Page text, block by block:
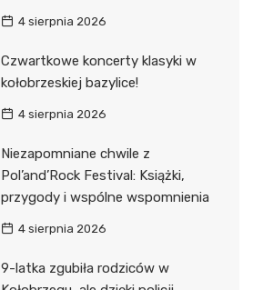
4 sierpnia 2026
Czwartkowe koncerty klasyki w
kołobrzeskiej bazylice!
4 sierpnia 2026
Niezapomniane chwile z
Pol’and’Rock Festival: Książki,
przygody i wspólne wspomnienia
4 sierpnia 2026
9-latka zgubiła rodziców w